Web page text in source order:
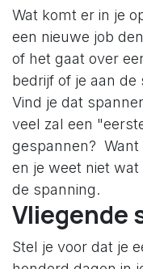
Wat komt er in je
een nieuwe job
of het gaat over
bedrijf of je aan de
Vind je dat
veel zal een
gespannen? Want
en je weet niet
de spanning.
Vliegende
Stel je voor dat je